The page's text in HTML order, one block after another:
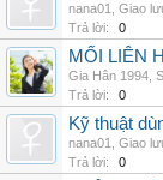
nana01
Giao
Trả lời:
0
MỐI LIÊN
Gia Hân 1994
Trả lời:
0
Kỹ thuật
nana01
Giao
Trả lời:
0